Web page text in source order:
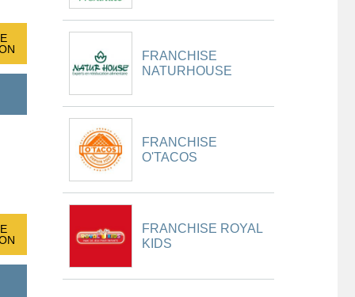
FRANCHISE
NATURHOUSE
FRANCHISE
O'TACOS
FRANCHISE ROYAL
KIDS